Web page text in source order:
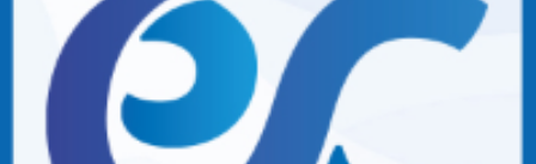
TRIBUTARIO E PENALE TRIBUTARIO
GESTIONE E PROTEZIONE DEL PATRIMONIO
SOCIETARIO E CONTRATTUALISTICA
COMMERCIO INTERNAZIONALE